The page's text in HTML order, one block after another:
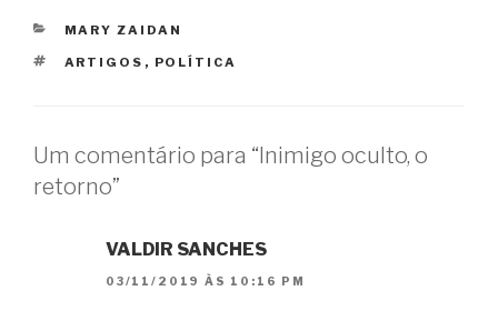
CATEGORIAS
MARY ZAIDAN
TAGS
ARTIGOS , POLÍTICA
Um comentário para “Inimigo oculto, o
retorno”
VALDIR SANCHES
03/11/2019 ÀS 10:16 PM